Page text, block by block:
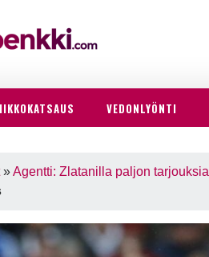
VEDONLYÖNTI
»Agentti: Zlatanilla paljon tarjouksia